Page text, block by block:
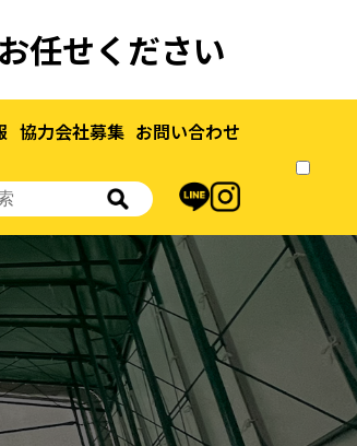
任せください
協力会社募集 お問い合わせ